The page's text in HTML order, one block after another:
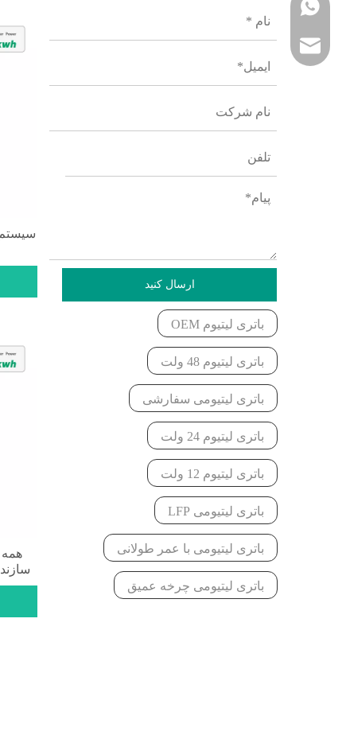
ارسال کنید
باتری لیتیوم OEM
باتری لیتیوم 48 ولت
باتری لیتیومی سفارشی
باتری لیتیوم 24 ولت
باتری لیتیوم 12 ولت
باتری لیتیومی LFP
باتری لیتیومی با عمر طولانی
باتری لیتیومی چرخه عمیق